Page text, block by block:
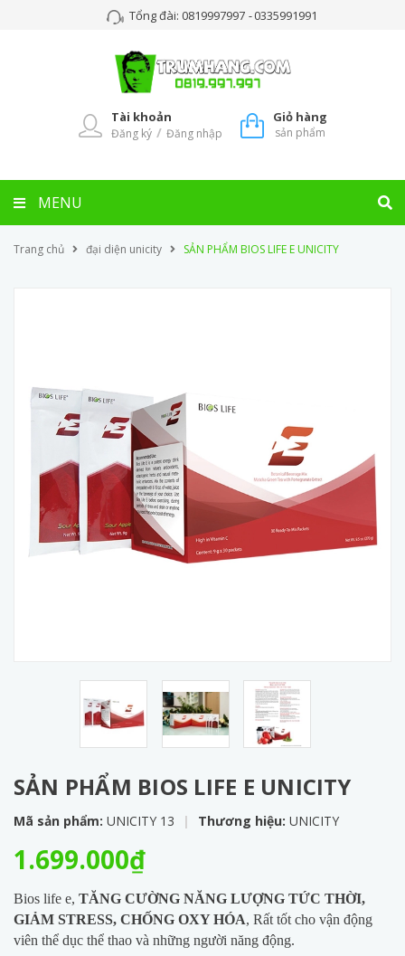
Tổng đài: 0819997997 -0335991991
Tài khoản
Đăng ký / Đăng nhập
Giỏ hàng
sản phẩm
MENU
Trang chủ đại diện unicity SẢN PHẨM BIOS LIFE E UNICITY
SẢN PHẨM BIOS LIFE E UNICITY
Mã sản phẩm: UNICITY 13 | Thương hiệu: UNICITY
1.699.000₫
Bios life e, TĂNG CƯỜNG NĂNG LƯỢNG TỨC THỜI,
GIẢM STRESS, CHỐNG OXY HÓA, Rất tốt cho vận động
viên thể dục thể thao và những người năng động.